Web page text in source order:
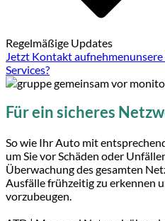
Regelmäßige Updates
Jetzt Kontakt aufnehmenunsere
Services?
Für ein sicheres
So wie Ihr Auto mit
um Sie vor Schäden oder
Überwachung des gesamten
Ausfälle frühzeitig zu erkennen
vorzubeugen.